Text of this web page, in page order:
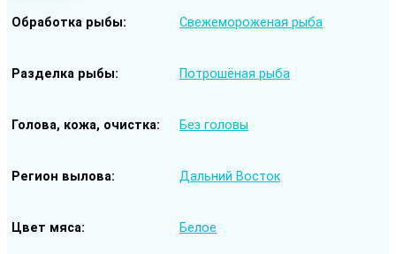
потрошёный
30+
Обработка рыбы Свежемороженая рыба
Разделка рыбы Потрошёная рыба
Голова, кожа, очистка Без головы
Регион вылова Дальний Восток
Цвет мяса Белое